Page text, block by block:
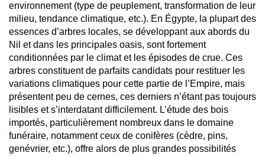
environnement (type de peuplement, transformation de leur
milieu, tendance climatique, etc.). En Égypte, la plupart des
essences d’arbres locales, se développant aux abords du
Nil et dans les principales oasis, sont fortement
conditionnées par le climat et les épisodes de crue. Ces
arbres constituent de parfaits candidats pour restituer les
variations climatiques pour cette partie de l’Empire, mais
présentent peu de cernes, ces derniers n’étant pas toujours
lisibles et s’interdatant difficilement. L’étude des bois
importés, particulièrement nombreux dans le domaine
funéraire, notamment ceux de conifères (cèdre, pins,
genévrier, etc.), offre alors de plus grandes possibilités